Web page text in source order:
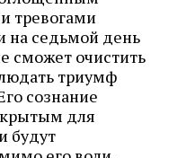
тревогами
на седьмой день
сможет очистить
триумф
сознание
для
будут